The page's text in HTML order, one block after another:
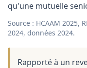
qu'une mutuelle
Source : HCAAM 2025,
2024, données 2024.
Rapporté à un